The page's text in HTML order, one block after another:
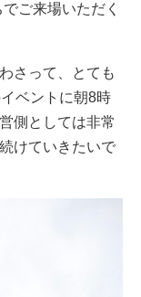
ご来場いただく
さって、とても
ベントに朝8時
側としては非常
けていきたいで